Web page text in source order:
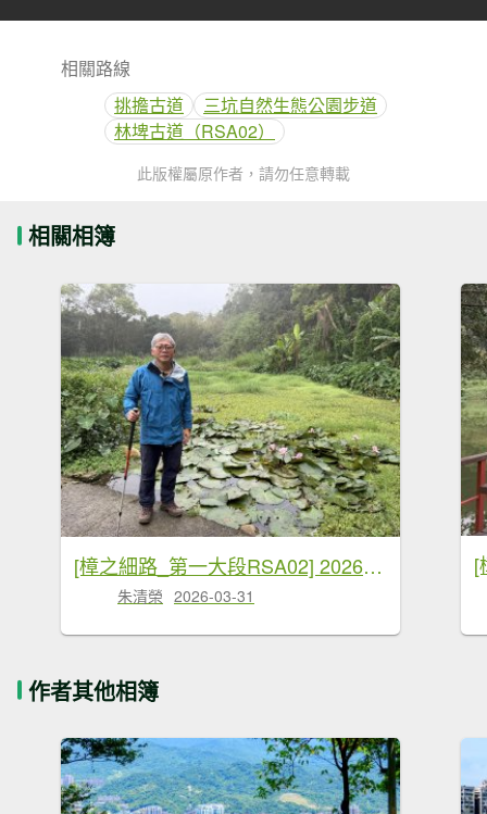
相關路線
挑擔古道
三坑自然生態公園步道
林埤古道（RSA02）
此版權屬原作者，請勿任意轉載
相關相簿
[樟之細路_第一大段RSA02] 2026_0329 林埤古道
朱清榮 2026-03-31
作者其他相簿